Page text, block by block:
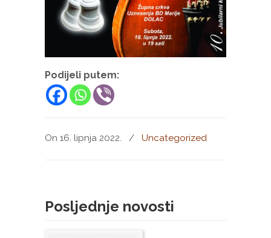
Podijeli putem:
On 16. lipnja 2022. / Uncategorized
Posljednje novosti